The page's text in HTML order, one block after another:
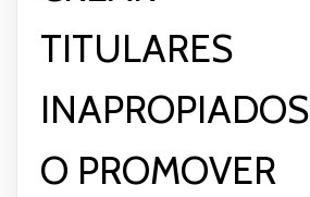
TITULARES
INAPROPIADOS
O PROMOVER